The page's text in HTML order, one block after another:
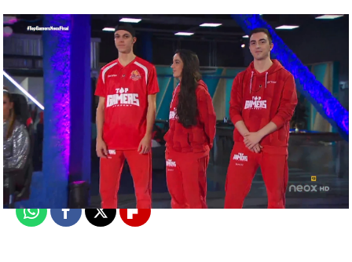
neox
Madrid
Publicado: 29 de noviembre de 2020, 21:17
WhatsappFacebook
X Flipboard